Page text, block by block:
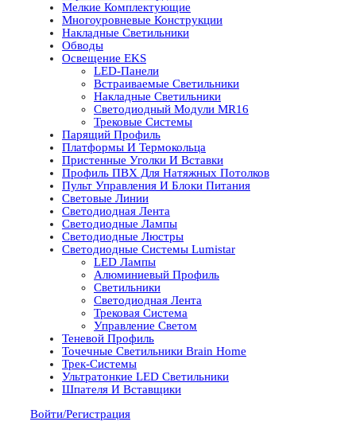
Мелкие Комплектующие
Многоуровневые Конструкции
Накладные Светильники
Обводы
Освещение EKS
LED-Панели
Встраиваемые Светильники
Накладные Светильники
Светодиодный Модули MR16
Трековые Системы
Парящий Профиль
Платформы И Термокольца
Пристенные Уголки И Вставки
Профиль ПВХ Для Натяжных Потолков
Пульт Управления И Блоки Питания
Световые Линии
Светодиодная Лента
Светодиодные Лампы
Светодиодные Люстры
Светодиодные Системы Lumistar
LED Лампы
Алюминиевый Профиль
Светильники
Светодиодная Лента
Трековая Система
Управление Светом
Теневой Профиль
Точечные Светильники Brain Home
Трек-Системы
Ультратонкие LED Светильники
Шпателя И Вставщики
Войти/Регистрация